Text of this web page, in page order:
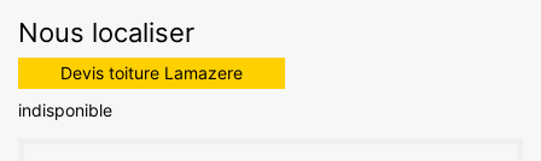
Nous localiser
Devis toiture Lamazere
indisponible